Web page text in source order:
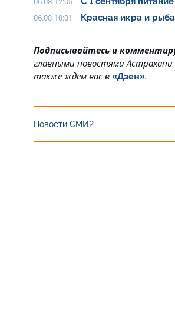
06.08 10:01 Красная икра и
Подписывайтесь и
главными новостями
также ждём вас в «Дзен».
Новости СМИ2